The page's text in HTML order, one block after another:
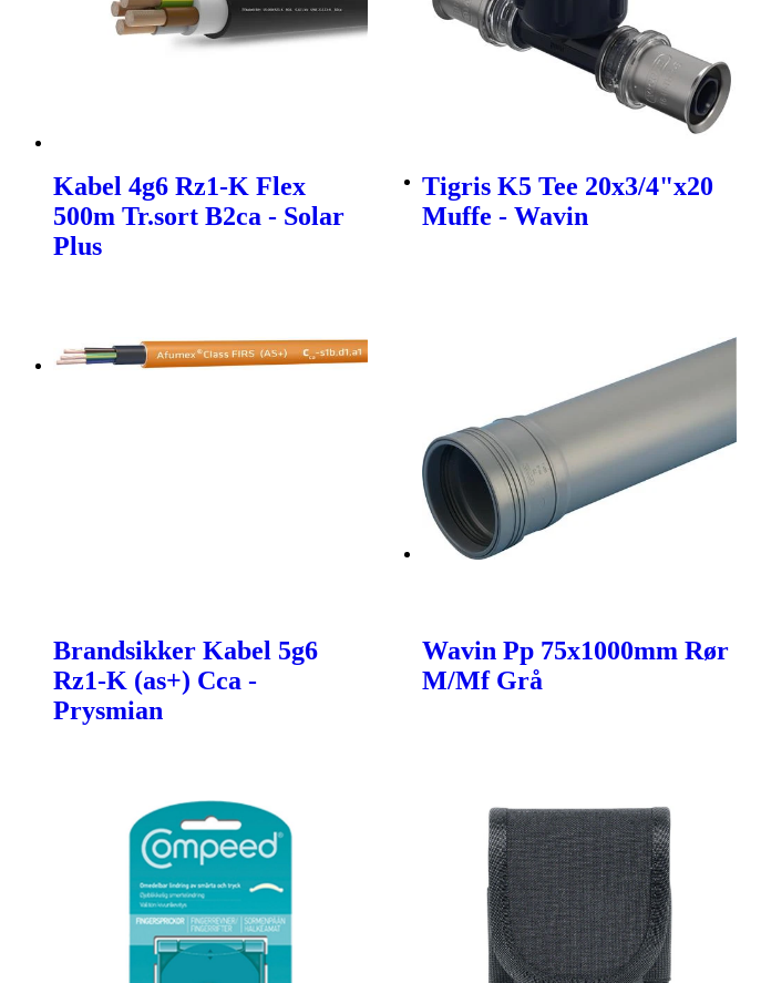
Kabel 4g6 Rz1-K Flex
500m Tr.sort B2ca - Solar
Plus
Tigris K5 Tee 20x3/4"x20
Muffe - Wavin
Brandsikker Kabel 5g6
Rz1-K (as+) Cca -
Prysmian
Wavin Pp 75x1000mm Rør
M/Mf Grå